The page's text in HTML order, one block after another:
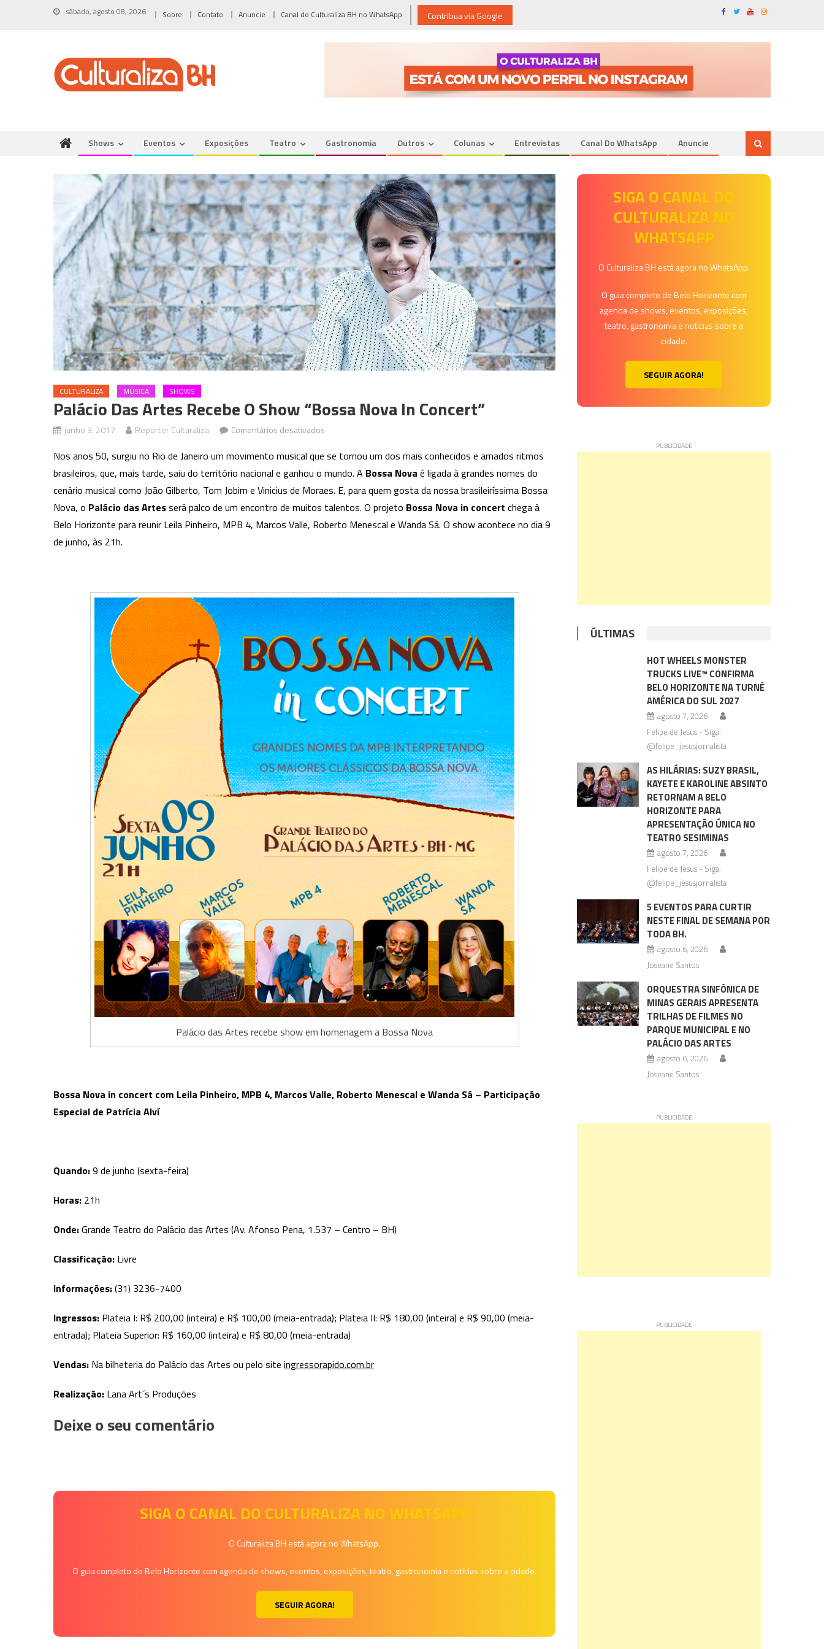
sábado, agosto 08, 2026 Sobre Contato Anuncie Canal do Culturaliza BH no WhatsApp Contribua via Google
Shows Eventos Exposições Teatro Gastronomia Outros Colunas Entrevistas Canal Do WhatsApp Anuncie
CULTURALIZA MÚSICA SHOWS
Palácio Das Artes Recebe O Show “Bossa Nova In Concert”
junho 3, 2017 Reporter Culturaliza Comentários desativados
das
Artes
recebe
o
show
Nos anos 50, surgiu no Rio de Janeiro um movimento musical que se tornou um dos mais conhecidos e amados ritmos
brasileiros, que, mais tarde, saiu do território nacional e ganhou o mundo. A Bossa Nova é ligada à grandes nomes do
cenário musical como João Gilberto, Tom Jobim e Vinicius de Moraes. E, para quem gosta da nossa brasileiríssima Bossa
Nova, o Palácio das Artesserá palco de um encontro de muitos talentos. O projeto Bossa Nova in concert chega à
Belo Horizonte para reunir Leila Pinheiro, MPB 4, Marcos Valle, Roberto Menescal e Wanda Sá. O show acontece no dia 9
de junho, às 21h.
Palácio das Artes recebe show em homenagem a Bossa Nova
Bossa Nova in concert com Leila Pinheiro, MPB 4, Marcos Valle, Roberto Menescal e Wanda Sá – Participação
Especial de Patrícia Alví
Quando:9 de junho (sexta-feira)
Horas: 21h
Onde:Grande Teatro do Palácio das Artes (Av. Afonso Pena, 1.537 – Centro – BH)
Classificação: Livre
Informações:(31) 3236-7400
Ingressos: Plateia I: R$ 200,00 (inteira) e R$ 100,00 (meia-entrada); Plateia II: R$ 180,00 (inteira) e R$ 90,00 (meia-
entrada); Plateia Superior: R$ 160,00 (inteira) e R$ 80,00 (meia-entrada)
Vendas: Na bilheteria do Palácio das Artes ou pelo site ingressorapido.com.br
Realização: Lana Art´s Produções
Deixe o seu comentário
SIGA O CANAL DO CULTURALIZA NO WHATSAPP
O Culturaliza BH está agora no WhatsApp.
O guia completo de Belo Horizonte com agenda de shows, eventos, exposições, teatro, gastronomia e notícias sobre a cidade.
SEGUIR AGORA!
SIGA O CANAL DO
CULTURALIZA NO
WHATSAPP
O Culturaliza BH está agora no WhatsApp.
O guia completo de Belo Horizonte com
agenda de shows, eventos, exposições,
teatro, gastronomia e notícias sobre a
cidade.
SEGUIR AGORA!
ÚLTIMAS
HOT WHEELS MONSTER
TRUCKS LIVE™ CONFIRMA
BELO HORIZONTE NA TURNÊ
AMÉRICA DO SUL 2027
agosto 7, 2026
Felipe de Jesus - Siga:
@felipe_jesusjornalista
AS HILÁRIAS: SUZY BRASIL,
KAYETE E KAROLINE ABSINTO
RETORNAM A BELO
HORIZONTE PARA
APRESENTAÇÃO ÚNICA NO
TEATRO SESIMINAS
agosto 7, 2026
Felipe de Jesus - Siga:
@felipe_jesusjornalista
5 EVENTOS PARA CURTIR
NESTE FINAL DE SEMANA POR
TODA BH.
agosto 6, 2026
Joseane Santos
ORQUESTRA SINFÔNICA DE
MINAS GERAIS APRESENTA
TRILHAS DE FILMES NO
PARQUE MUNICIPAL E NO
PALÁCIO DAS ARTES
agosto 6, 2026
Joseane Santos